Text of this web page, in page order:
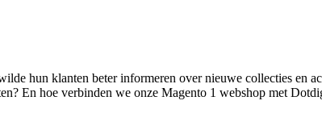
hun klanten beter informeren over nieuwe collecties en
En hoe verbinden we onze Magento 1 webshop met